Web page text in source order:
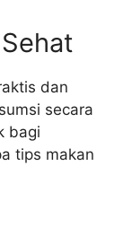
dan
secara
bagi
tips makan